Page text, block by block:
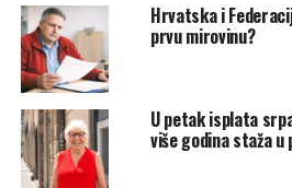
Hrvatska i
prvu mirovinu?
U petak isplata
više godina staža